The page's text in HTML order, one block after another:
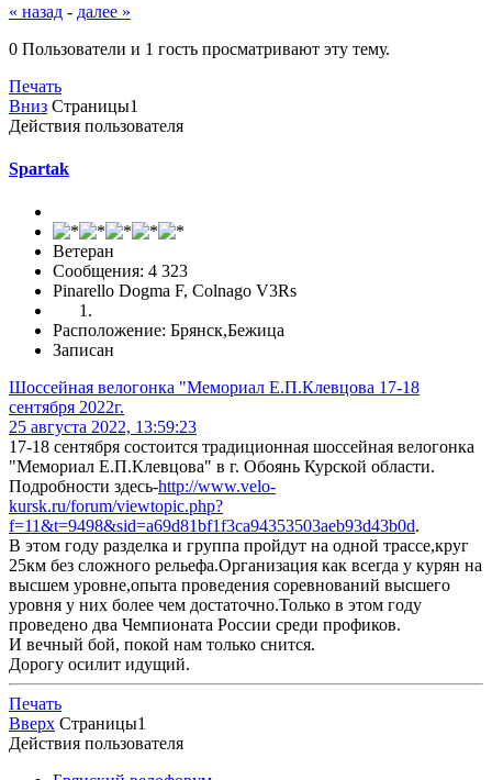
« назад - далее »
0 Пользователи и 1 гость просматривают эту тему.
Печать
Вниз Страницы1
Действия пользователя
Spartak
Ветеран
Сообщения: 4 323
Pinarello Dogma F, Colnago V3Rs
Расположение: Брянск,Бежица
Записан
Шоссейная велогонка "Мемориал Е.П.Клевцова 17-18
сентября 2022г.
25 августа 2022, 13:59:23
17-18 сентября состоится традиционная шоссейная велогонка
"Мемориал Е.П.Клевцова" в г. Обоянь Курской области.
Подробности здесь-http://www.velo-
kursk.ru/forum/viewtopic.php?
f=11&t=9498&sid=a69d81bf1f3ca94353503aeb93d43b0d.
В этом году разделка и группа пройдут на одной трассе,круг
25км без сложного рельефа.Организация как всегда у курян на
высшем уровне,опыта проведения соревнований высшего
уровня у них более чем достаточно.Только в этом году
проведено два Чемпионата России среди профиков.
И вечный бой, покой нам только снится.
Дорогу осилит идущий.
Печать
Вверх Страницы1
Действия пользователя